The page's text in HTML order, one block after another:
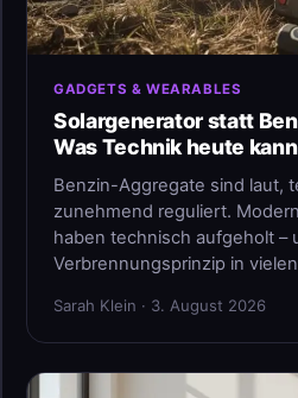
GADGETS & WEARABLES
Solargenerator statt
Was Technik heute kann
Benzin-Aggregate sind laut,
zunehmend reguliert.
haben technisch aufgeholt –
Verbrennungsprinzip in
Sarah Klein · 3. August 2026